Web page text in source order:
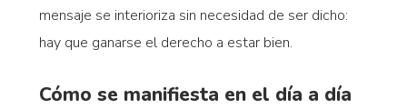
mensaje se interioriza sin necesidad de ser dicho:
hay que ganarse el derecho a estar bien.
Cómo se manifiesta en el día a día